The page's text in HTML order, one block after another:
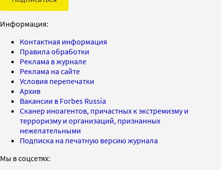
Информация:
Контактная информация
Правила обработки
Реклама в журнале
Реклама на сайте
Условия перепечатки
Архив
Вакансии в Forbes Russia
Сканер иноагентов, причастных к экстремизму и
терроризму и организаций, признанных
нежелательными
Подписка на печатную версию журнала
Мы в соцсетях: